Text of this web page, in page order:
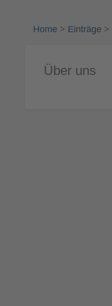
Home > Einträge >
Über uns